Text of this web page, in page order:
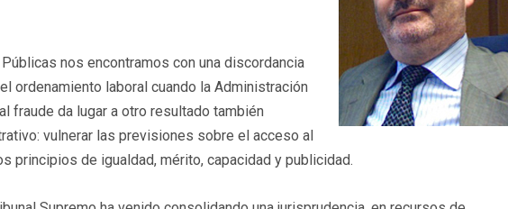
nos encontramos con una discordancia
ordenamiento laboral cuando la Administración
fraude da lugar a otro resultado también
vulnerar las previsiones sobre el acceso al
principios de igualdad, mérito, capacidad y publicidad.